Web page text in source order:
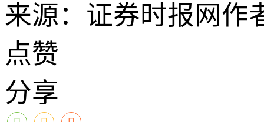
来源：证券时报网作
点赞
分享